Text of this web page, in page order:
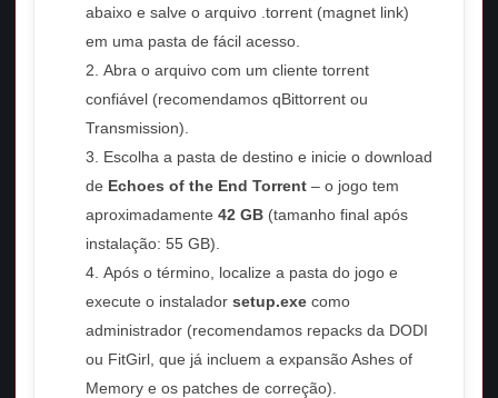
abaixo e salve o arquivo .torrent (magnet link)
em uma pasta de fácil acesso.
Abra o arquivo com um cliente torrent
confiável (recomendamos qBittorrent ou
Transmission).
Escolha a pasta de destino e inicie o download
de Echoes of the End Torrent – o jogo tem
aproximadamente42 GB (tamanho final após
instalação: 55 GB).
Após o término, localize a pasta do jogo e
execute o instaladorsetup.exe como
administrador (recomendamos repacks da DODI
ou FitGirl, que já incluem a expansão Ashes of
Memory e os patches de correção).